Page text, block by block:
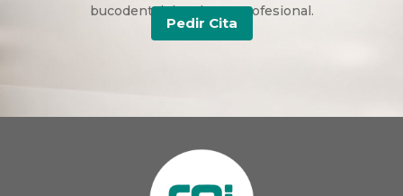
bucodental duradera y profesional.
Pedir Cita